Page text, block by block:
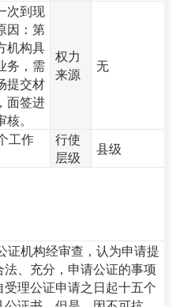
次到现
因：第
机构具
务，需
提交材
面签进
。
权力
来源
无
工作
行使
层级
县级
证机构经审查，认为申请提
、充分，申请公证的事项
理公证申请之日起十五个